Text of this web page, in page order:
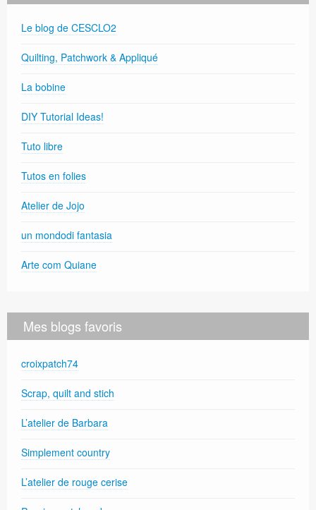
Le blog de CESCLO2
Quilting, Patchwork & Appliqué
La bobine
DIY Tutorial Ideas!
Tuto libre
Tutos en folies
Atelier de Jojo
un mondodi fantasia
Arte com Quiane
Mes blogs favoris
croixpatch74
Scrap, quilt and stich
L’atelier de Barbara
Simplement country
L’atelier de rouge cerise